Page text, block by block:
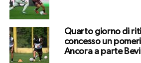
Quarto giorno di
concesso un
Ancora a parte